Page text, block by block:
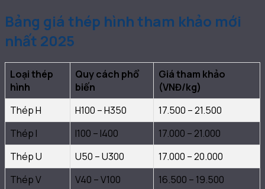
Bảng giá thép hình tham khảo mới
nhất 2025
Loại thép
hình
Quy cách phổ
biến
Giá tham khảo
(VNĐ/kg)
Thép H
H100 – H350
17.500 – 21.500
Thép I
I100 – I400
17.000 – 21.000
Thép U
U50 – U300
17.000 – 20.000
Thép V
V40 – V100 16.500 – 19.500